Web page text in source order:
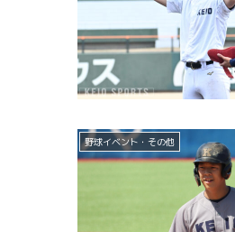
野球イベント・その他